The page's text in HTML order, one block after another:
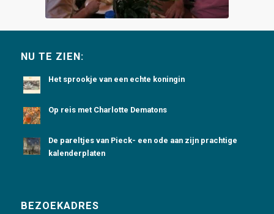
NU TE ZIEN:
Het sprookje van een echte koningin
Op reis met Charlotte Dematons
De pareltjes van Pieck- een ode aan zijn prachtige
kalenderplaten
BEZOEKADRES